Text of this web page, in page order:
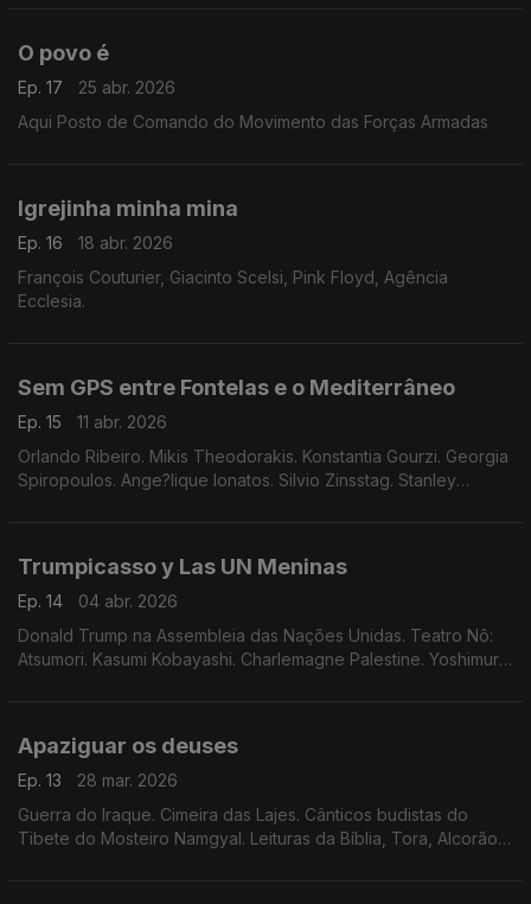
O povo é
Ep. 17
25 abr. 2026
Aqui Posto de Comando do Movimento das Forças Armadas
Igrejinha minha mina
Ep. 16
18 abr. 2026
François Couturier, Giacinto Scelsi, Pink Floyd, Agência
Ecclesia.
Sem GPS entre Fontelas e o Mediterrâneo
Ep. 15
11 abr. 2026
Orlando Ribeiro. Mikis Theodorakis. Konstantia Gourzi. Georgia
Spiropoulos. Ange?lique Ionatos. Silvio Zinsstag. Stanley
Trumpicasso y Las UN Meninas
Ep. 14
04 abr. 2026
Donald Trump na Assembleia das Nações Unidas. Teatro Nô:
Atsumori. Kasumi Kobayashi. Charlemagne Palestine. Yoshimura
Apaziguar os deuses
Ep. 13
28 mar. 2026
Guerra do Iraque. Cimeira das Lajes. Cânticos budistas do
Tibete do Mosteiro Namgyal. Leituras da Bíblia, Tora, Alcorão,